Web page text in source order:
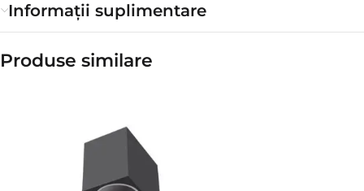
Informații suplimentare
Produse similare​